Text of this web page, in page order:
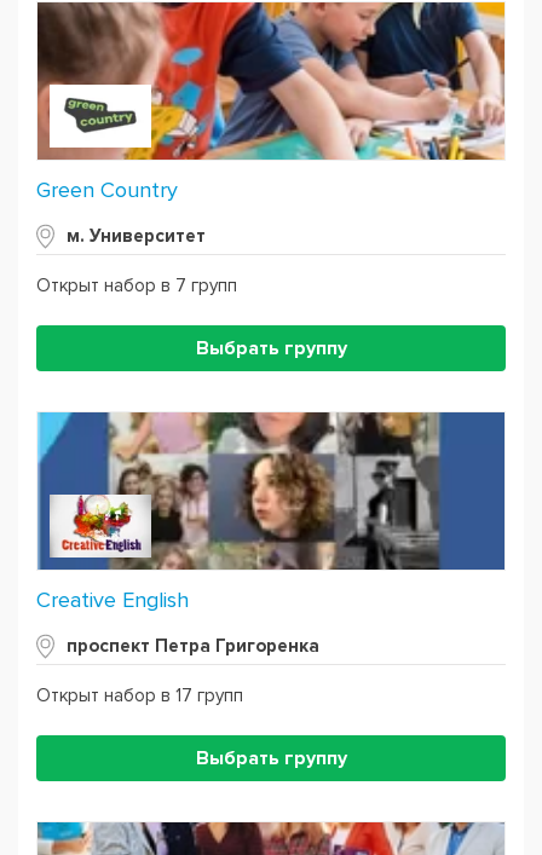
Green Country
м. Университет
Открыт набор в 7 групп
Выбрать группу
Creative English
проспект Петра Григоренка
Открыт набор в 17 групп
Выбрать группу